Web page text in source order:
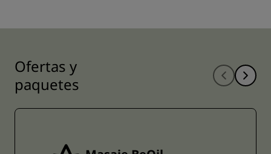
Ofertas y
paquetes